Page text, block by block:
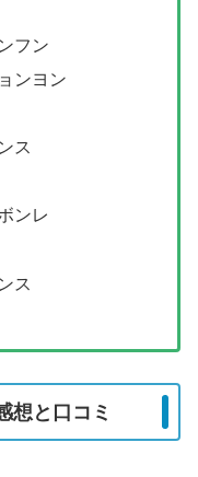
フン
ンヨン
ス
ンレ
ス
想と口コミ